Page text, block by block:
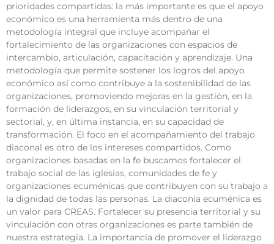
prioridades compartidas: la más importante es que el apoyo
económico es una herramienta más dentro de una
metodología integral que incluye acompañar el
fortalecimiento de las organizaciones con espacios de
intercambio, articulación, capacitación y aprendizaje. Una
metodología que permite sostener los logros del apoyo
económico así como contribuye a la sostenibilidad de las
organizaciones, promoviendo mejoras en la gestión, en la
formación de liderazgos, en su vinculación territorial y
sectorial, y, en última instancia, en su capacidad de
transformación. El foco en el acompañamiento del trabajo
diaconal es otro de los intereses compartidos. Como
organizaciones basadas en la fe buscamos fortalecer el
trabajo social de las iglesias, comunidades de fe y
organizaciones ecuménicas que contribuyen con su trabajo a
la dignidad de todas las personas. La diaconía ecuménica es
un valor para CREAS. Fortalecer su presencia territorial y su
vinculación con otras organizaciones es parte también de
nuestra estrategia. La importancia de promover el liderazgo